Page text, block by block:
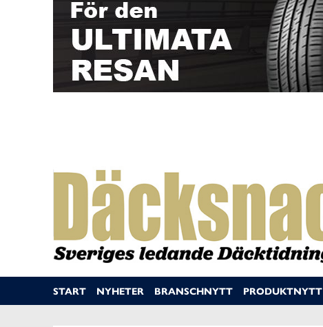
START NYHETER BRANSCHNYTT PRODUKTNYTT